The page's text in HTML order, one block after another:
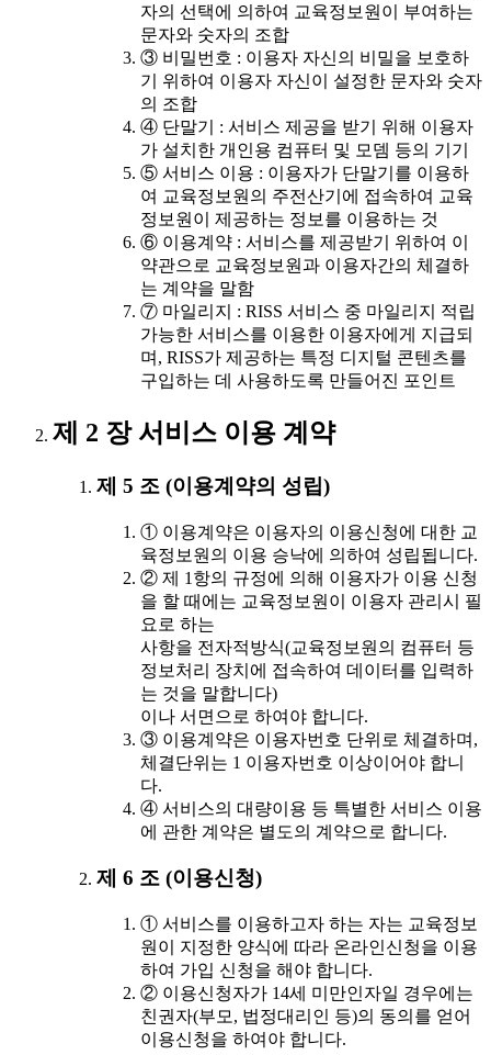
자의 선택에 의하여 교육정보원이 부여하는
문자와 숫자의 조합
③ 비밀번호 : 이용자 자신의 비밀을 보호하
기 위하여 이용자 자신이 설정한 문자와 숫자
의 조합
④ 단말기 : 서비스 제공을 받기 위해 이용자
가 설치한 개인용 컴퓨터 및 모뎀 등의 기기
⑤ 서비스 이용 : 이용자가 단말기를 이용하
여 교육정보원의 주전산기에 접속하여 교육
정보원이 제공하는 정보를 이용하는 것
⑥ 이용계약 : 서비스를 제공받기 위하여 이
약관으로 교육정보원과 이용자간의 체결하
는 계약을 말함
⑦ 마일리지 : RISS 서비스 중 마일리지 적립
가능한 서비스를 이용한 이용자에게 지급되
며, RISS가 제공하는 특정 디지털 콘텐츠를
구입하는 데 사용하도록 만들어진 포인트
제 2 장 서비스 이용 계약
제 5 조 (이용계약의 성립)
① 이용계약은 이용자의 이용신청에 대한 교
육정보원의 이용 승낙에 의하여 성립됩니다.
② 제 1항의 규정에 의해 이용자가 이용 신청
을 할 때에는 교육정보원이 이용자 관리시 필
요로 하는
사항을 전자적방식(교육정보원의 컴퓨터 등
정보처리 장치에 접속하여 데이터를 입력하
는 것을 말합니다)
이나 서면으로 하여야 합니다.
③ 이용계약은 이용자번호 단위로 체결하며,
체결단위는 1 이용자번호 이상이어야 합니
다.
④ 서비스의 대량이용 등 특별한 서비스 이용
에 관한 계약은 별도의 계약으로 합니다.
제 6 조 (이용신청)
① 서비스를 이용하고자 하는 자는 교육정보
원이 지정한 양식에 따라 온라인신청을 이용
하여 가입 신청을 해야 합니다.
② 이용신청자가 14세 미만인자일 경우에는
친권자(부모, 법정대리인 등)의 동의를 얻어
이용신청을 하여야 합니다.